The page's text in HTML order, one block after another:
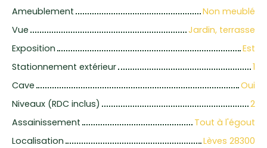
Ameublement
Non meublé
Vue
Jardin, terrasse
Exposition
Est
Stationnement extérieur
1
Cave
Oui
Niveaux (RDC inclus)
2
Assainissement
Tout à l'égout
Localisation
Lèves 28300